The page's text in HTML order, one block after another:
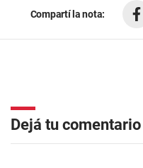
Compartí la nota:
Dejá tu comentario